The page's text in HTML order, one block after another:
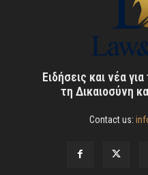
Ειδήσεις και νέα
τη Δικαιοσύνη
Contact us: